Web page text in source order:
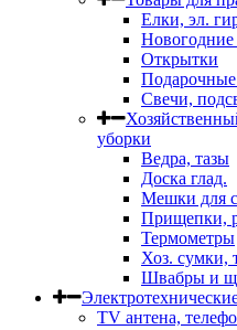
Елки, эл.
Открытки
Свечи,
уборки
Ведра, тазы
Доска глад.
Мешки для
Прищепки,
Термометры
Хоз. сумки,
Швабры и
TV aнтена,